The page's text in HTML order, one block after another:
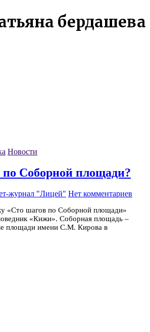
бердашева
Новости
по Соборной площади?
журнал "Лицей" Нет комментариев
«Сто шагов по Соборной площади»
«Кижи». Соборная площадь –
площади имени С.М. Кирова в